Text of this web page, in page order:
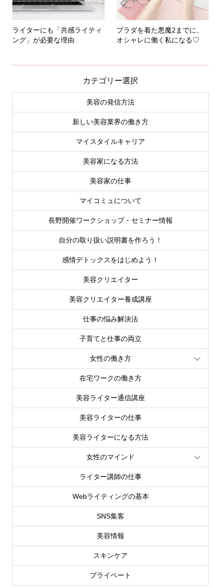
ライターにも「共感ライティ
ング」が必要な理由
プラダを着た悪魔2までに、
オシャレに働く私になる♡
カテゴリー選択
美容の発信方法
新しい美容業界の働き方
マイスタイルキャリア
美容家になる方法
美容家の仕事
マイコミュについて
長野開催ワークショップ・セミナー情報
自分の取り扱い説明書を作ろう！
感情デトックスをはじめよう！
美容クリエイター
美容クリエイター養成講座
仕事の悩み解決法
子育てと仕事の両立
女性の働き方
在宅ワークの働き方
美容ライター通信講座
美容ライターの仕事
美容ライターになる方法
女性のマインド
ライター講師の仕事
Webライティングの基本
SNS集客
美容情報
スキンケア
プライベート